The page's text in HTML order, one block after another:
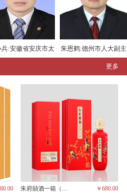
兵:安徽省安庆市太 朱恩鹤:德州市人大副主
更多
朱府囍酒一箱（六瓶、茅台酱香） ￥680.00